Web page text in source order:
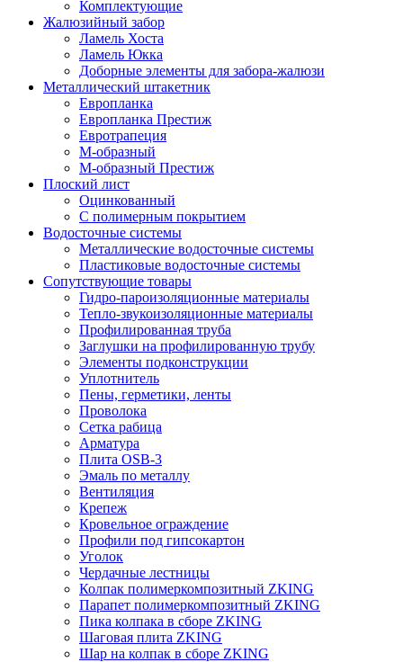
Комплектующие
Жалюзийный забор
Ламель Хоста
Ламель Юкка
Доборные элементы для забора-жалюзи
Металлический штакетник
Европланка
Европланка Престиж
Евротрапеция
М-образный
М-образный Престиж
Плоский лист
Оцинкованный
С полимерным покрытием
Водосточные системы
Металлические водосточные системы
Пластиковые водосточные системы
Сопутствующие товары
Гидро-пароизоляционные материалы
Тепло-звукоизоляционные материалы
Профилированная труба
Заглушки на профилированную трубу
Элементы подконструкции
Уплотнитель
Пены, герметики, ленты
Проволока
Сетка рабица
Арматура
Плита OSB-3
Эмаль по металлу
Вентиляция
Крепеж
Кровельное ограждение
Профили под гипсокартон
Уголок
Чердачные лестницы
Колпак полимеркомпозитный ZKING
Парапет полимеркомпозитный ZKING
Пика колпака в сборе ZKING
Шаговая плита ZKING
Шар на колпак в сборе ZKING